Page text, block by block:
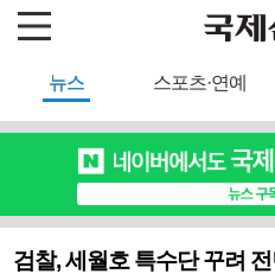
뉴스 스포츠·연예
검찰, 세월호 특수단 꾸려